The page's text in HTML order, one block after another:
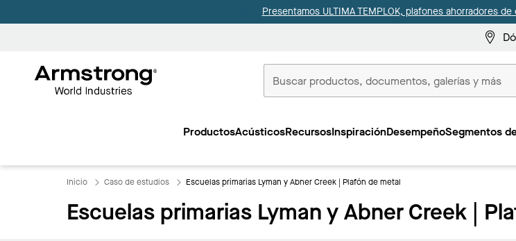
Presentamos ULTIMA TEMPLOK, plafones ahorradores
Inicio
ProductosAcústicosRecursosInspiraciónDesempeñoSegmentos
Inicio Caso de estudios Escuelas primarias Lyman y Abner Creek | Plafón de metal
Escuelas primarias Lyman y Abner Creek |